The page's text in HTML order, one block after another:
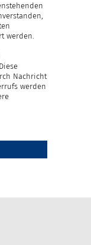
werden.
Nachricht
werden